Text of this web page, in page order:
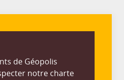
de Géopolis
notre charte